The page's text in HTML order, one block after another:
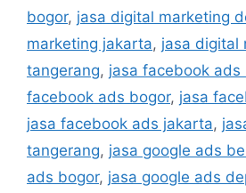
bogor, jasa digital marketing
marketing jakarta, jasa digital
tangerang, jasa facebook ads
facebook ads bogor, jasa
jasa facebook ads jakarta,
tangerang, jasa google ads
ads bogor, jasa google ads